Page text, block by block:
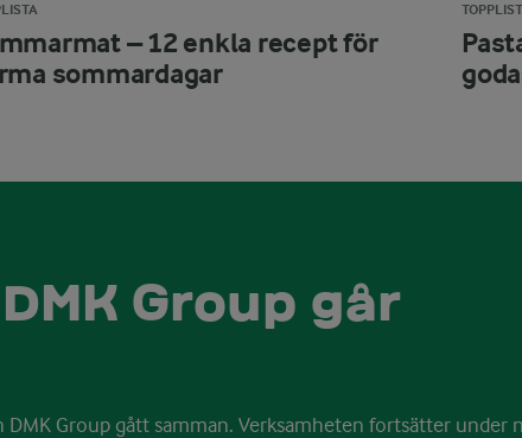
– 12 enkla recept för
sommardagar
Group går
Group gått samman. Verksamheten fortsätter under